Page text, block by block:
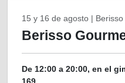
15 y 16 de agosto | Berisso
Berisso
De 12:00 a 20:00, en el